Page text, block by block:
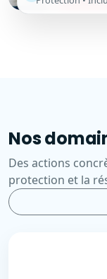
Nos
Des actions
protection et la